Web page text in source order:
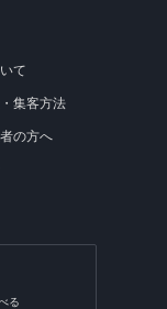
て
集客方法
の方へ
る